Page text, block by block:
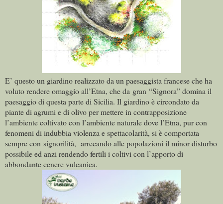
E’ questo un giardino realizzato da un paesaggista francese che ha
voluto rendere omaggio all’Etna, che da gran “Signora” domina il
paesaggio di questa parte di Sicilia. Il giardino è circondato da
piante di agrumi e di olivo per mettere in contrapposizione
l’ambiente coltivato con l’ambiente naturale dove l’Etna, pur con
fenomeni di indubbia violenza e spettacolarità, si è comportata
sempre con signorilità, arrecando alle popolazioni il minor disturbo
possibile ed anzi rendendo fertili i coltivi con l’apporto di
abbondante cenere vulcanica.